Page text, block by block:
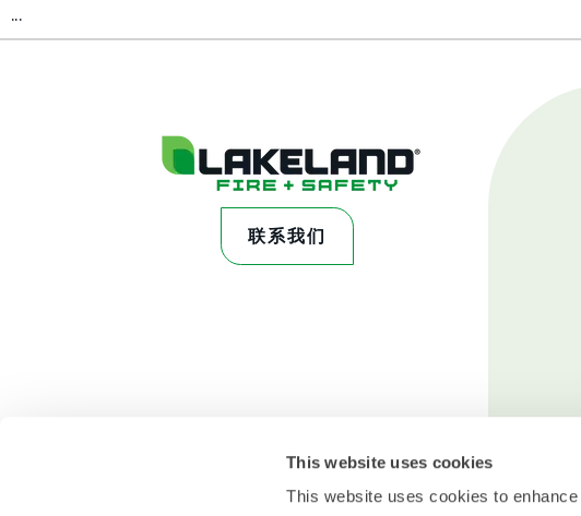
This website uses cookies
This website uses cookies to
...
联系我们